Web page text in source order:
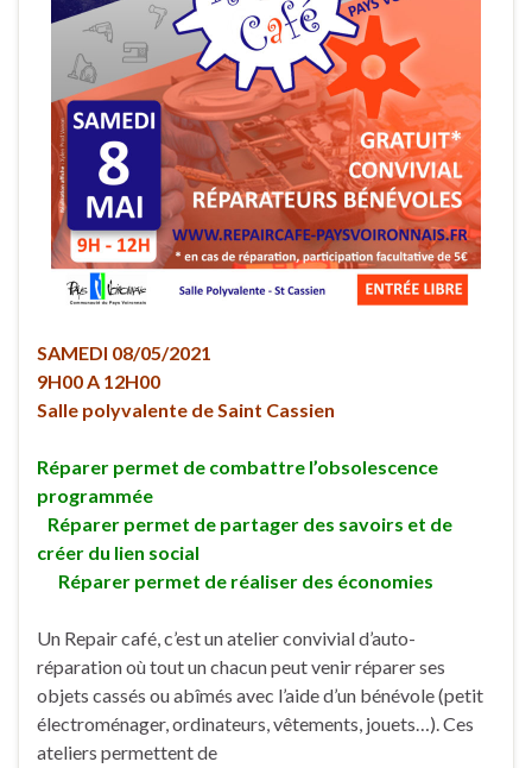
SAMEDI 08/05/2021
9H00 A 12H00
Salle polyvalente de Saint Cassien
Réparer permet de combattre l’obsolescence
programmée
Réparer permet de partager des savoirs et de
créer du lien social
Réparer permet de réaliser des économies
Un Repair café, c’est un atelier convivial d’auto-
réparation où tout un chacun peut venir réparer ses
objets cassés ou abîmés avec l’aide d’un bénévole (petit
électroménager, ordinateurs, vêtements, jouets…). Ces
ateliers permettent de